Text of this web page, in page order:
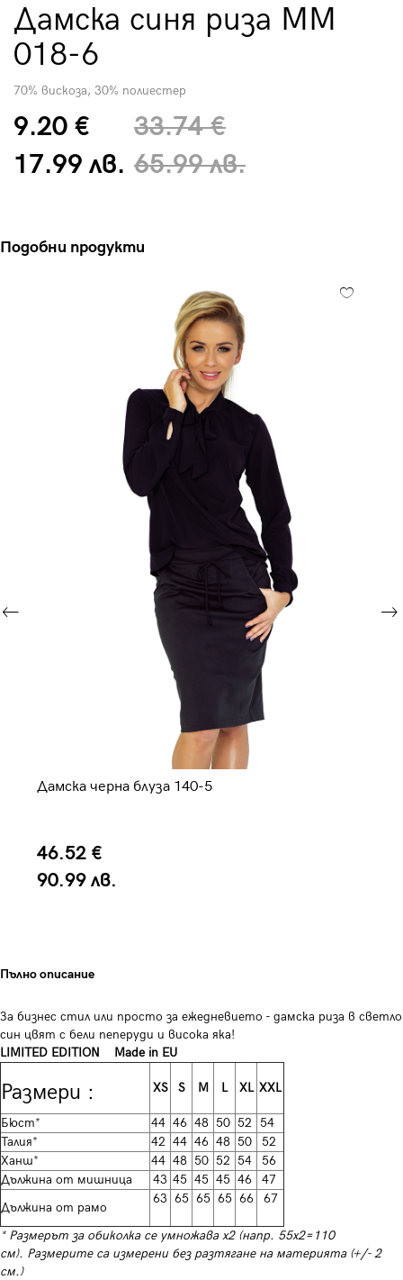
Дамска синя риза MM
018-6
70% вискоза, 30% полиестер
9.20 €
17.99 лв.
33.74 €
65.99 лв.
Подобни продукти
Дамска черна блуза 140-5
46.52 €
90.99 лв.
Пълно описание
За бизнес стил или просто за ежедневието - дамска риза в светло
син цвят с бели пеперуди и висока яка!
LIMITED EDITION Made in EU
Размери : XS S M L XL XXL
Бюст* 44 46 48 50 52 54
Талия*
42 44 46 48 50
52
Ханш*
44 48 50 52 54
56
Дължина от мишница
43 45 45 45 46
47
Дължина от рамо
63 65 65 65 66 67
* Размерът за обиколка се умножава х2 (напр. 55х2=110
см). Размерите са измерени без разтягане на материята (+/- 2
см.)